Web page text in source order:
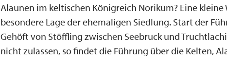
Alaunen im keltischen Königreich Norikum? Eine
besondere Lage der ehemaligen Siedlung. Start der
Gehöft von Stöffling zwischen Seebruck und
nicht zulassen, so findet die Führung über die Kelten,